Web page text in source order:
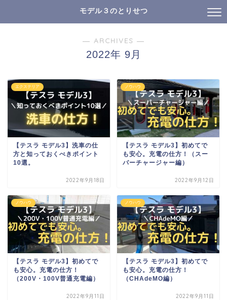
モデル３のとりせつ
― ARCHIVES ―
2022年 9月
エクステリア
【テスラ モデル3】洗車の仕
方と知っておくべきポイント
10選。
2022年9月18日
ノウハウ
【テスラ モデル3】初めてで
も安心。充電の仕方！（スー
パーチャージャー編）
2022年9月12日
ノウハウ
【テスラ モデル3】初めてで
も安心。充電の仕方！
（200V・100V普通充電編）
2022年9月11日
ノウハウ
【テスラ モデル3】初めてで
も安心。充電の仕方！
（CHAdeMO編）
2022年9月11日